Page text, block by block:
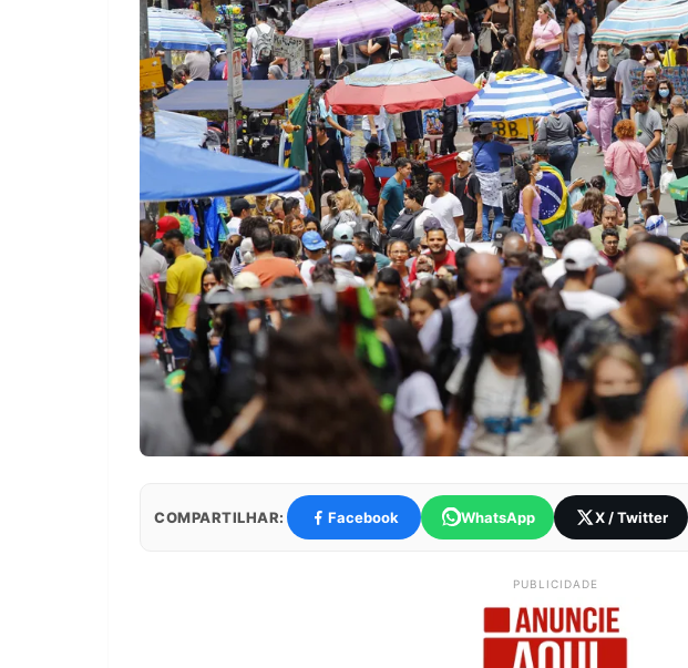
COMPARTILHAR: Facebook WhatsApp X / Twitter
PUBLICIDADE